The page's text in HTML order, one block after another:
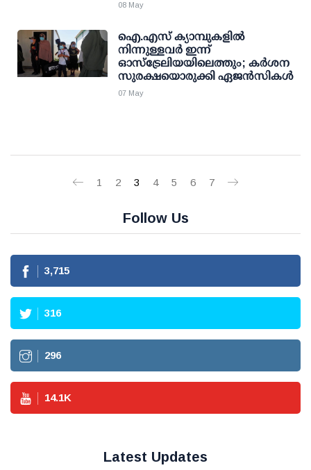
08 May
ഐ.എസ് ക്യാമ്പുകളിൽ
നിന്നുള്ളവർ ഇന്ന്
ഓസ്‌ട്രേലിയയിലെത്തും; കർശന
സുരക്ഷയൊരുക്കി ഏജൻസികൾ
07 May
1 2 3 4 5 6 7
Follow Us
3,715
316
296
14.1K
Latest Updates